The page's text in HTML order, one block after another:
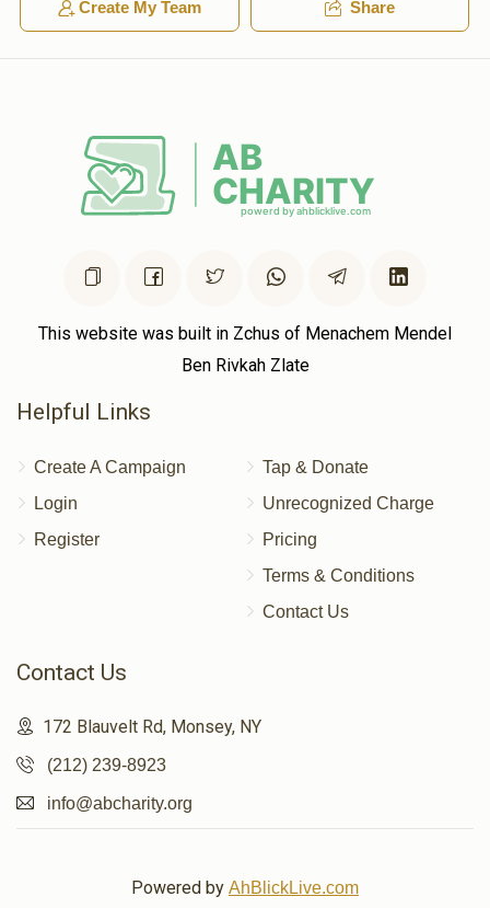
Create My Team Share
This website was built in Zchus of Menachem Mendel
Ben Rivkah Zlate
Helpful Links
Create A Campaign
Login
Register
Tap & Donate
Unrecognized Charge
Pricing
Terms & Conditions
Contact Us
Contact Us
172 Blauvelt Rd, Monsey, NY
(212) 239-8923
info@abcharity.org
Powered by AhBlickLive.com